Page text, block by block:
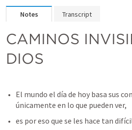
Notes Transcript
CAMINOS
DIOS
El mundo el día de hoy basa sus
únicamente en lo que pueden ver,
es por eso que se les hace tan